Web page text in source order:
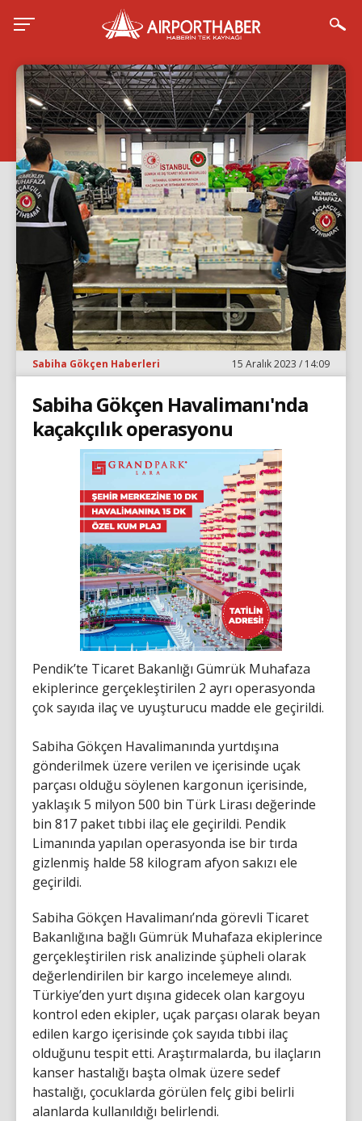
Sabiha Gökçen Haberleri 15 Aralık 2023 / 14:09
Sabiha Gökçen Havalimanı'nda
kaçakçılık operasyonu
Pendik’te Ticaret Bakanlığı Gümrük Muhafaza
ekiplerince gerçekleştirilen 2 ayrı operasyonda
çok sayıda ilaç ve uyuşturucu madde ele geçirildi.
Sabiha Gökçen Havalimanında yurtdışına
gönderilmek üzere verilen ve içerisinde uçak
parçası olduğu söylenen kargonun içerisinde,
yaklaşık 5 milyon 500 bin Türk Lirası değerinde
bin 817 paket tıbbi ilaç ele geçirildi. Pendik
Limanında yapılan operasyonda ise bir tırda
gizlenmiş halde 58 kilogram afyon sakızı ele
geçirildi.
Sabiha Gökçen Havalimanı’nda görevli Ticaret
Bakanlığına bağlı Gümrük Muhafaza ekiplerince
gerçekleştirilen risk analizinde şüpheli olarak
değerlendirilen bir kargo incelemeye alındı.
Türkiye’den yurt dışına gidecek olan kargoyu
kontrol eden ekipler, uçak parçası olarak beyan
edilen kargo içerisinde çok sayıda tıbbi ilaç
olduğunu tespit etti. Araştırmalarda, bu ilaçların
kanser hastalığı başta olmak üzere sedef
hastalığı, çocuklarda görülen felç gibi belirli
alanlarda kullanıldığı belirlendi.